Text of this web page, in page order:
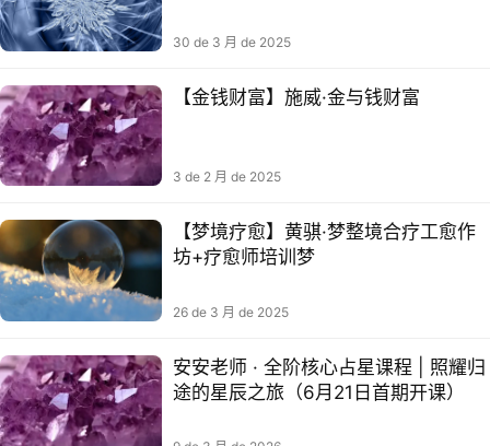
30 de 3 月 de 2025
【金钱财富】施威·金与钱‬财富
3 de 2 月 de 2025
【梦境疗愈】黄骐·梦整境‬合疗工愈‬作
坊+疗愈师培训​梦
26 de 3 月 de 2025
安安老师 · 全阶核心占星课程 | 照耀归
途的星辰之旅（6月21日首期开课）